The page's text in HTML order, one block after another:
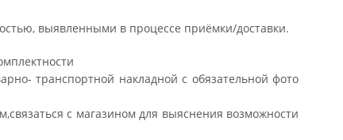
выявленными в процессе приёмки/доставки.
транспортной накладной с обязательной фото
с магазином для выяснения возможности